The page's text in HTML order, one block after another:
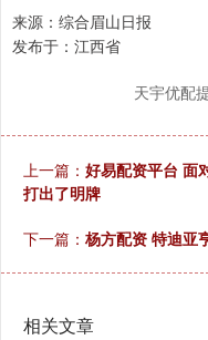
来源：综合眉山日报
发布于：江西省
天宇优配
上一篇： 好易配资平台 面
打出了明牌
下一篇： 杨方配资 特迪亚
相关文章